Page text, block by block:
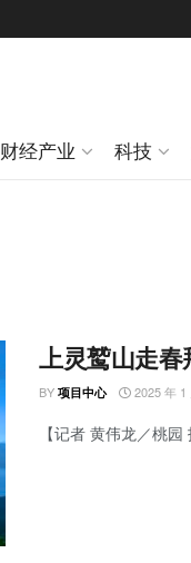
财经产业 科技
上灵鹫山走
BY 项目中心 2025 年 1
【记者 黄伟龙／桃